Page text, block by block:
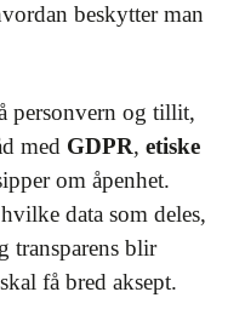
beskytter man
personvern og tillit,
med GDPR, etiske
om åpenhet.
data som deles,
transparens blir
få bred aksept.